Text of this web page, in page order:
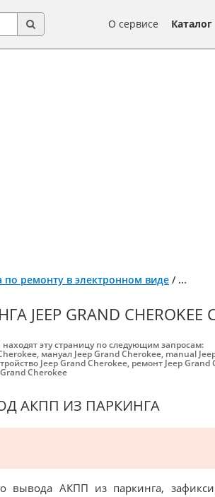
О сервисе Каталог
по ремонту в электронном виде / ...
GRAND CHEROKEE
эту страницу по следующим запросам:
, мануал Jeep Grand Cherokee, manual
Jeep Grand Cherokee, ремонт Jeep Grand
Grand Cherokee
АКПП ИЗ ПАРКИНГА
вывода АКПП из паркинга,